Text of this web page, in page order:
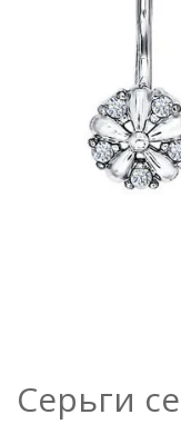
Серьги